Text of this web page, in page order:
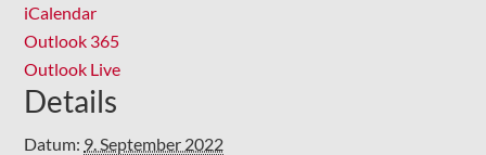
iCalendar
Outlook 365
Outlook Live
Details
Datum: 9. September 2022